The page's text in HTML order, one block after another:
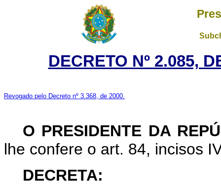
DECRETO Nº 2.085,
Revogado pelo Decreto nº 3.368, de 2000.
O PRESIDENTE DA
lhe confere o art. 84, incisos
DECRETA: